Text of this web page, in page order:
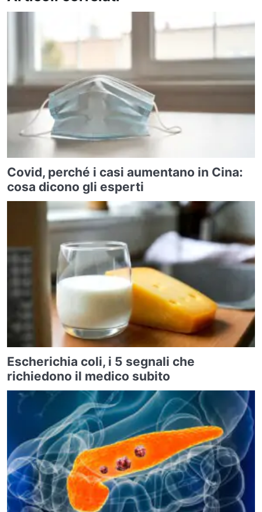
Covid, perché i casi aumentano in Cina:
cosa dicono gli esperti
Escherichia coli, i 5 segnali che
richiedono il medico subito